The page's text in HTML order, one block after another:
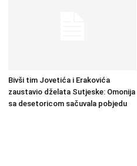
Bivši tim Jovetića i Erakovića
zaustavio dželata Sutjeske: Omonija
sa desetoricom sačuvala pobjedu